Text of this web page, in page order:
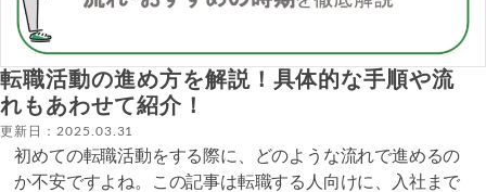
転職活動の進め方を解説！具体的な手順や流
れもあわせて紹介！
更新日：2025.03.31
初めての転職活動をする際に、どのような流れで進めるの
か不安ですよね。この記事は転職する人向けに、入社まで